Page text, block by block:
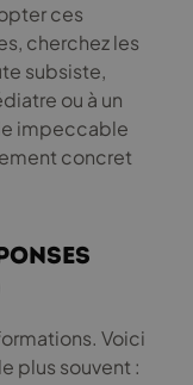
ces
cherchez les
subsiste,
ou à un
impeccable
concret
Voici
plus souvent :